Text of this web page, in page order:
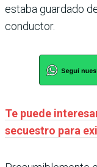
estaba guardado
conductor.
Te puede
secuestro para